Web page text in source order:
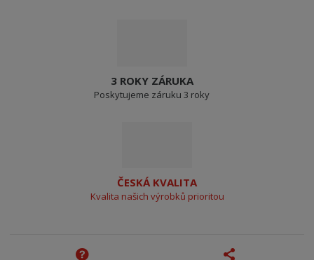
3 ROKY ZÁRUKA
Poskytujeme záruku 3 roky
ČESKÁ KVALITA
Kvalita našich výrobků prioritou